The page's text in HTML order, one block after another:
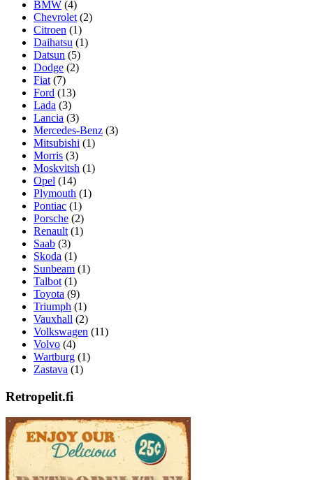
BMW (4)
Chevrolet (2)
Citroen (1)
Daihatsu (1)
Datsun (5)
Dodge (2)
Fiat (7)
Ford (13)
Lada (3)
Lancia (3)
Mercedes-Benz (3)
Mitsubishi (1)
Morris (3)
Moskvitsh (1)
Opel (14)
Plymouth (1)
Pontiac (1)
Porsche (2)
Renault (1)
Saab (3)
Skoda (1)
Sunbeam (1)
Talbot (1)
Toyota (9)
Triumph (1)
Vauxhall (2)
Volkswagen (11)
Volvo (4)
Wartburg (1)
Zastava (1)
Retropelit.fi